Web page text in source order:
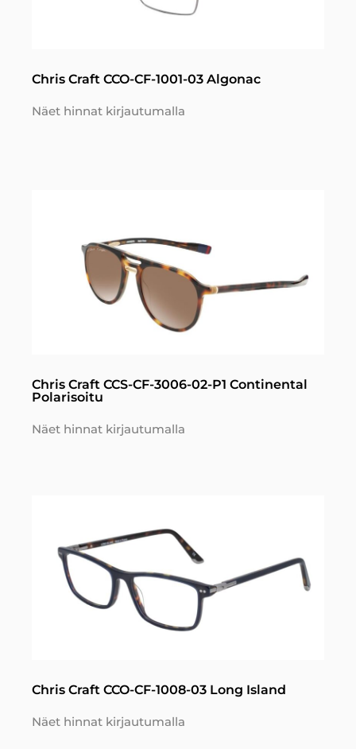
Chris Craft CCO-CF-1001-03 Algonac
Näet hinnat kirjautumalla
Chris Craft CCS-CF-3006-02-P1 Continental
Polarisoitu
Näet hinnat kirjautumalla
Chris Craft CCO-CF-1008-03 Long Island
Näet hinnat kirjautumalla